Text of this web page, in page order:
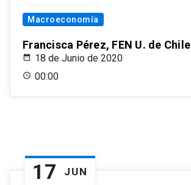
Macroeconomía
Francisca Pérez, FEN U. de Chile
18 de Junio de 2020
00:00
17 JUN